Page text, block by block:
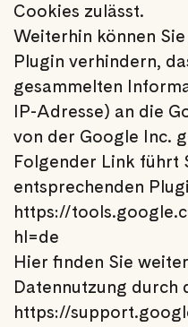
Cookies zulässt.
Weiterhin können
Plugin verhindern,
gesammelten
IP-Adresse) an die
von der Google Inc.
Folgender Link führt
entsprechenden
https://
hl=de
Hier finden Sie
Datennutzung durch
https://